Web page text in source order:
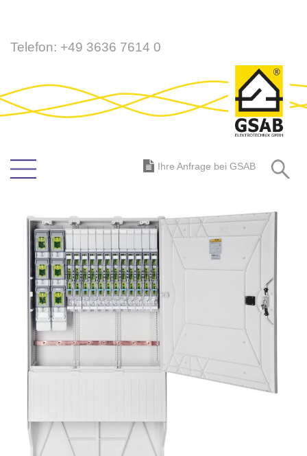
Direkt
Telefon: +49 3636 7614 0
Ihre Anfrage bei GSAB
Ende
Bildergalerie
springen